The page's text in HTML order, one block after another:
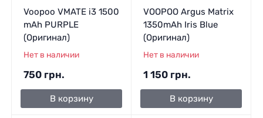
Voopoo VMATE i3 1500
mAh PURPLE
(Оригинал)
Нет в наличии
750 грн.
В корзину
VOOPOO Argus Matrix
1350mAh Iris Blue
(Оригинал)
Нет в наличии
1 150 грн.
В корзину